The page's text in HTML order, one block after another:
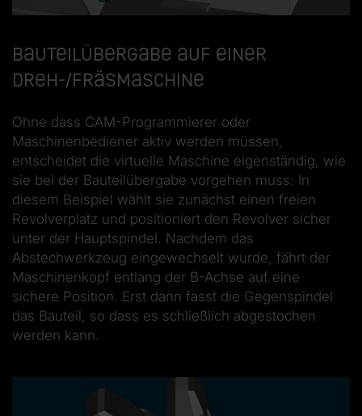
Bauteilübergabe auf einer
Dreh-/Fräsmaschine
Ohne dass CAM-Programmierer oder
Maschinenbediener aktiv werden müssen,
entscheidet die virtuelle Maschine eigenständig, wie
sie bei der Bauteilübergabe vorgehen muss: In
diesem Beispiel wählt sie zunächst einen freien
Revolverplatz und positioniert den Revolver sicher
unter der Hauptspindel. Nachdem das
Abstechwerkzeug eingewechselt wurde, fährt der
Maschinenkopf entlang der B-Achse auf eine
sichere Position. Erst dann fasst die Gegenspindel
das Bauteil, so dass es schließlich abgestochen
werden kann.